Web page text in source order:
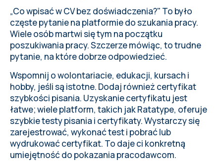
„Co wpisać w CV bez doświadczenia?" To było
częste pytanie na platformie do szukania pracy.
Wiele osób martwi się tym na początku
poszukiwania pracy. Szczerze mówiąc, to trudne
pytanie, na które dobrze odpowiedzieć.
Wspomnij o wolontariacie, edukacji, kursach i
hobby, jeśli są istotne. Dodaj również certyfikat
szybkości pisania. Uzyskanie certyfikatu jest
łatwe; wiele platform, takich jak Ratatype, oferuje
szybkie testy pisania i certyfikaty. Wystarczy się
zarejestrować, wykonać test i pobrać lub
wydrukować certyfikat. To daje ci konkretną
umiejętność do pokazania pracodawcom.